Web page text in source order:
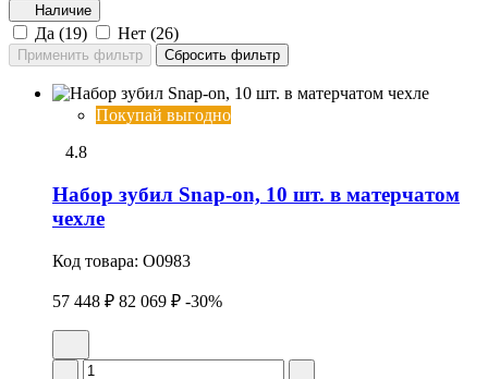
Наличие
Да (19) Нет (26)
Покупай выгодно
4.8
Набор зубил Snap-on, 10 шт. в матерчатом
чехле
Код товара: O0983
57 448 ₽ 82 069 ₽ -30%